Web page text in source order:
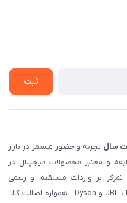
ثبت
سال تجربه و حضور مستمر در بازار
و معتبر محصولات دیجیتال در
بر واردات مستقیم و رسمی
محصولات برندهای مطرح جهانی نظیر JBL ، HP و Dyson ، همواره اصالت کالا،